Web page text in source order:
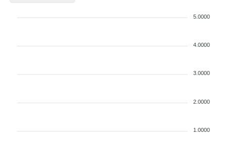
5.0000
4.0000
3.0000
2.0000
1.0000